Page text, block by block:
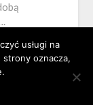
usługi na
strony oznacza,